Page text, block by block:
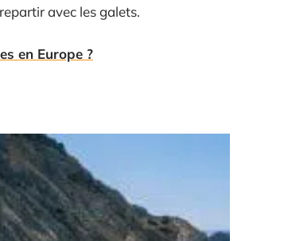
avec les galets.
en Europe ?